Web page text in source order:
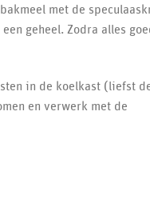
met de
geheel. Zodra alles
in de koelkast (liefst
en verwerk met de